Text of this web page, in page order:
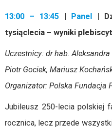
13:00 – 13:45 | Panel
|
tysiąclecia – wyniki
Uczestnicy: dr hab.
Piotr Gociek, Mariusz
Organizator: Polska Fundacja
Jubileusz 250-lecia polskiej
rocznica, lecz przede